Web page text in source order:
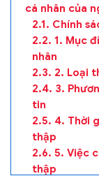
cá nhân của
2.1. Chính
2.2. 1. Mục
nhân
2.3. 2. Loại
2.4. 3.
tin
2.5. 4. Thời
thập
2.6. 5. Việc
thập